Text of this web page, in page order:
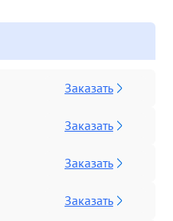
Заказать
Заказать
Заказать
Заказать